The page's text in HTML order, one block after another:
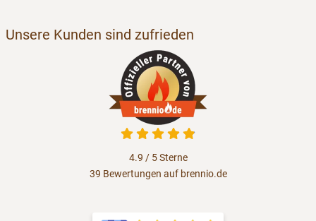
Unsere Kunden sind zufrieden
4.9 / 5Sterne
39 Bewertungen auf brennio.de